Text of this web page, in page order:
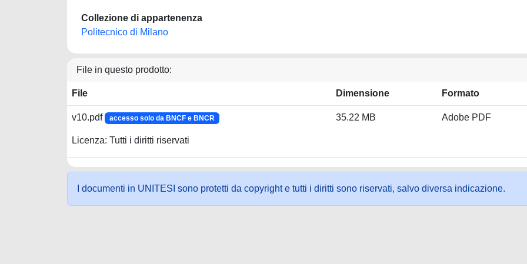
Collezione di appartenenza
Politecnico di Milano
File in questo prodotto:
File Dimensione Formato
v10.pdf accesso solo da BNCF e BNCR
Licenza: Tutti i diritti riservati
35.22 MB Adobe PDF
I documenti in UNITESI sono protetti da copyright e tutti i diritti sono riservati, salvo diversa indicazione.